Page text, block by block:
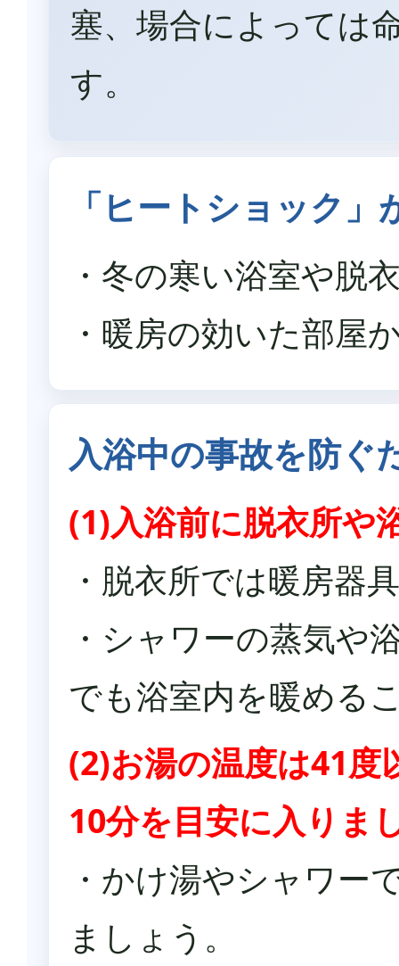
塞、場合によっては
す。
「ヒートショック
・冬の寒い浴室や脱
・暖房の効いた部屋
入浴中の事故を防ぐ
(1)入浴前に脱衣所や
・脱衣所では暖房器
・シャワーの蒸気や
でも浴室内を暖める
(2)お湯の温度は41度
10分を目安に入りま
・かけ湯やシャワー
ましょう。